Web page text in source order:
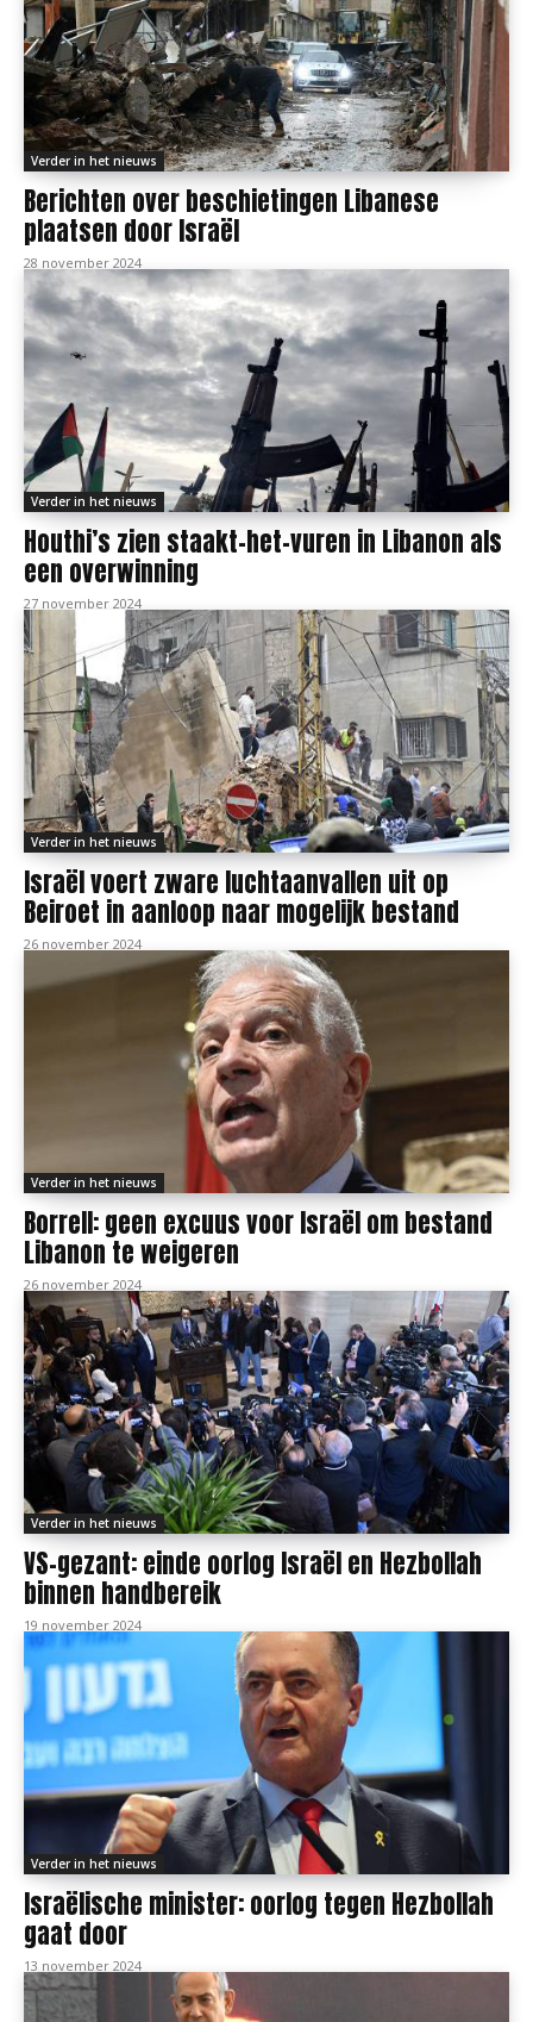
Verder in het nieuws
Berichten over beschietingen Libanese
plaatsen door Israël
28 november 2024
Verder in het nieuws
Houthi’s zien staakt-het-vuren in Libanon als
een overwinning
27 november 2024
Verder in het nieuws
Israël voert zware luchtaanvallen uit op
Beiroet in aanloop naar mogelijk bestand
26 november 2024
Verder in het nieuws
Borrell: geen excuus voor Israël om bestand
Libanon te weigeren
26 november 2024
Verder in het nieuws
VS-gezant: einde oorlog Israël en Hezbollah
binnen handbereik
19 november 2024
Verder in het nieuws
Israëlische minister: oorlog tegen Hezbollah
gaat door
13 november 2024